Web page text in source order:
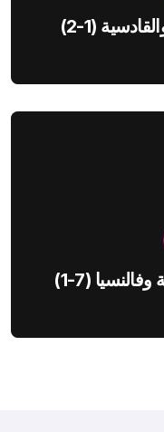
بالفيديو | ملخص مباراة الهلال والقادسية (1-2)
بالفيديو | ملخص مباراة برشلونة وفالنسيا (7-1)